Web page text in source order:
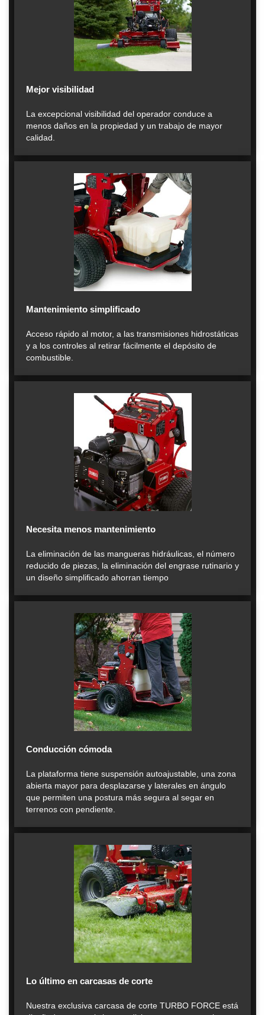
Mejor visibilidad
La excepcional visibilidad del operador conduce a
menos daños en la propiedad y un trabajo de mayor
calidad.
Mantenimiento simplificado
Acceso rápido al motor, a las transmisiones hidrostáticas
y a los controles al retirar fácilmente el depósito de
combustible.
Necesita menos mantenimiento
La eliminación de las mangueras hidráulicas, el número
reducido de piezas, la eliminación del engrase rutinario y
un diseño simplificado ahorran tiempo
Conducción cómoda
La plataforma tiene suspensión autoajustable, una zona
abierta mayor para desplazarse y laterales en ángulo
que permiten una postura más segura al segar en
terrenos con pendiente.
Lo último en carcasas de corte
Nuestra exclusiva carcasa de corte TURBO FORCE está